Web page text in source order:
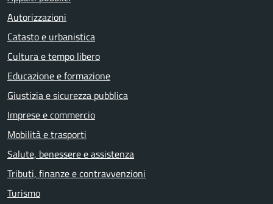
Autorizzazioni
Catasto e urbanistica
Cultura e tempo libero
Educazione e formazione
Giustizia e sicurezza pubblica
Imprese e commercio
Mobilità e trasporti
Salute, benessere e assistenza
Tributi, finanze e contravvenzioni
Turismo